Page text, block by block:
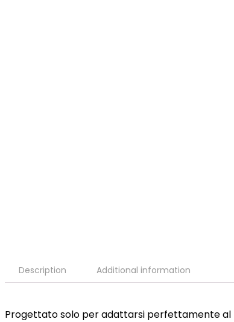
Description Additional information
Progettato solo per adattarsi perfettamente al